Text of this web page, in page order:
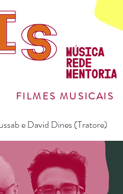
FILMES MUSICAIS
e David Dines (Tratore)